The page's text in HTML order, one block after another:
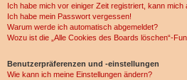
Ich habe mich vor einiger Zeit registriert, kann mich
Ich habe mein Passwort vergessen!
Warum werde ich automatisch abgemeldet?
Wozu ist die „Alle Cookies des Boards löschen“-
Benutzerpräferenzen und -einstellungen
Wie kann ich meine Einstellungen ändern?